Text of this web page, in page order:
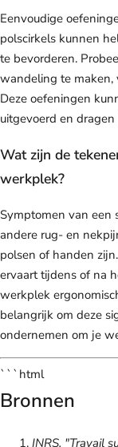
Eenvoudige
polscirkels kunnen
te bevorderen.
wandeling te maken,
Deze oefeningen
uitgevoerd en
Wat zijn de
werkplek?
Symptomen van een
andere rug- en
polsen of handen
ervaart tijdens of na
werkplek
belangrijk om deze
ondernemen om je
```html
Bronnen
INRS. "Travail